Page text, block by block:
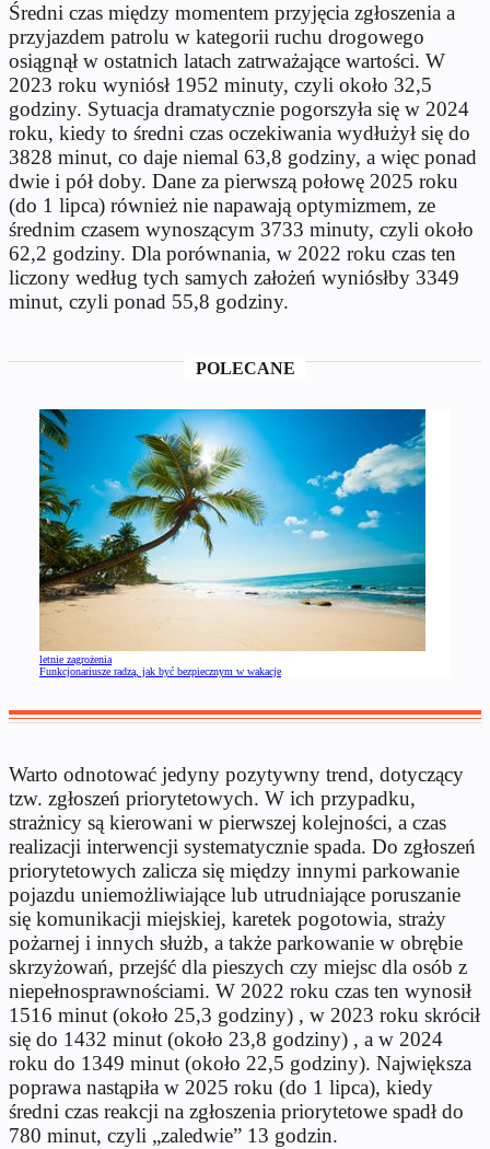
Średni czas między momentem przyjęcia zgłoszenia a
przyjazdem patrolu w kategorii ruchu drogowego
osiągnął w ostatnich latach zatrważające wartości. W
2023 roku wyniósł 1952 minuty, czyli około 32,5
godziny. Sytuacja dramatycznie pogorszyła się w 2024
roku, kiedy to średni czas oczekiwania wydłużył się do
3828 minut, co daje niemal 63,8 godziny, a więc ponad
dwie i pół doby. Dane za pierwszą połowę 2025 roku
(do 1 lipca) również nie napawają optymizmem, ze
średnim czasem wynoszącym 3733 minuty, czyli około
62,2 godziny. Dla porównania, w 2022 roku czas ten
liczony według tych samych założeń wyniósłby 3349
minut, czyli ponad 55,8 godziny.
POLECANE
letnie zagrożenia
Funkcjonariusze radzą, jak być bezpiecznym w wakacje
Warto odnotować jedyny pozytywny trend, dotyczący
tzw. zgłoszeń priorytetowych. W ich przypadku,
strażnicy są kierowani w pierwszej kolejności, a czas
realizacji interwencji systematycznie spada. Do zgłoszeń
priorytetowych zalicza się między innymi parkowanie
pojazdu uniemożliwiające lub utrudniające poruszanie
się komunikacji miejskiej, karetek pogotowia, straży
pożarnej i innych służb, a także parkowanie w obrębie
skrzyżowań, przejść dla pieszych czy miejsc dla osób z
niepełnosprawnościami. W 2022 roku czas ten wynosił
1516 minut (około 25,3 godziny) , w 2023 roku skrócił
się do 1432 minut (około 23,8 godziny) , a w 2024
roku do 1349 minut (około 22,5 godziny). Największa
poprawa nastąpiła w 2025 roku (do 1 lipca), kiedy
średni czas reakcji na zgłoszenia priorytetowe spadł do
780 minut, czyli „zaledwie” 13 godzin.